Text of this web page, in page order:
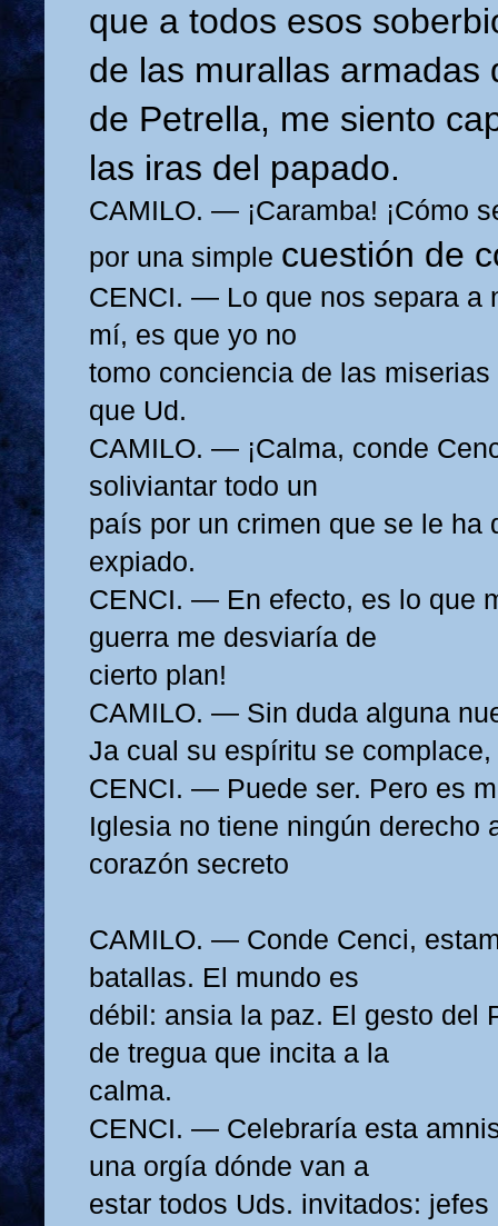
que a todos esos
de las murallas armadas
de Petrella, me siento
las iras del papado.
CAMILO. — ¡Caramba! ¡Cómo
por una simple cuestión de
CENCI. — Lo que nos separa a
mí, es que yo no
tomo conciencia de las
que Ud.
CAMILO. — ¡Calma, conde
soliviantar todo un
país por un crimen que se le ha
expiado.
CENCI. — En efecto, es lo que
guerra me desviaría de
cierto plan!
CAMILO. — Sin duda alguna
Ja cual su espíritu se complace,
CENCI. — Puede ser. Pero es
Iglesia no tiene ningún derecho
corazón secreto
CAMILO. — Conde Cenci,
batallas. El mundo es
débil: ansia la paz. El gesto del
de tregua que incita a la
calma.
CENCI. — Celebraría esta
una orgía dónde van a
estar todos Uds. invitados: